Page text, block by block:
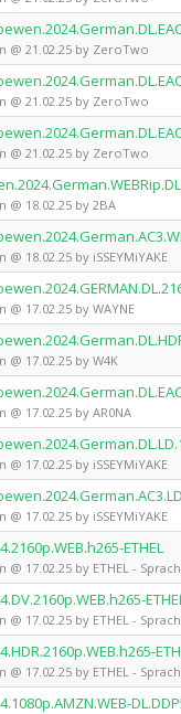
@ 21.02.25 by ZeroTwo
@ 21.02.25 by ZeroTwo
@ 21.02.25 by ZeroTwo
18.02.25 by 2BA
18.02.25 by iSSEYMiYAKE
17.02.25 by WAYNE
17.02.25 by W4K
17.02.25 by AR0NA
17.02.25 by iSSEYMiYAKE
17.02.25 by iSSEYMiYAKE
ETHEL
17.02.25 by ETHEL -
17.02.25 by ETHEL -
17.02.25 by ETHEL -